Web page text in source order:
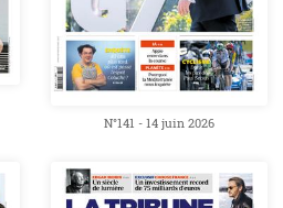
N°141 - 14 juin 2026